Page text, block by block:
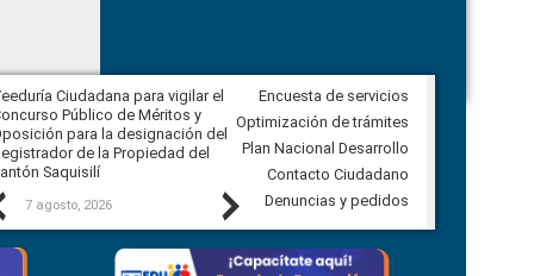
Previous
Ciudadana para vigilar el
Público de Méritos y
para la designación del
de la Propiedad del
Saquisilí
7 agosto, 2026
Veeduría Ciudadana para vigilar la
construcción del asfaltado de
Ballenita del cantón Santa Elena
7 agosto, 2026
Next
Encuesta de servicios
Optimización de trámites
Plan Nacional Desarrollo
Contacto Ciudadano
Denuncias y pedidos